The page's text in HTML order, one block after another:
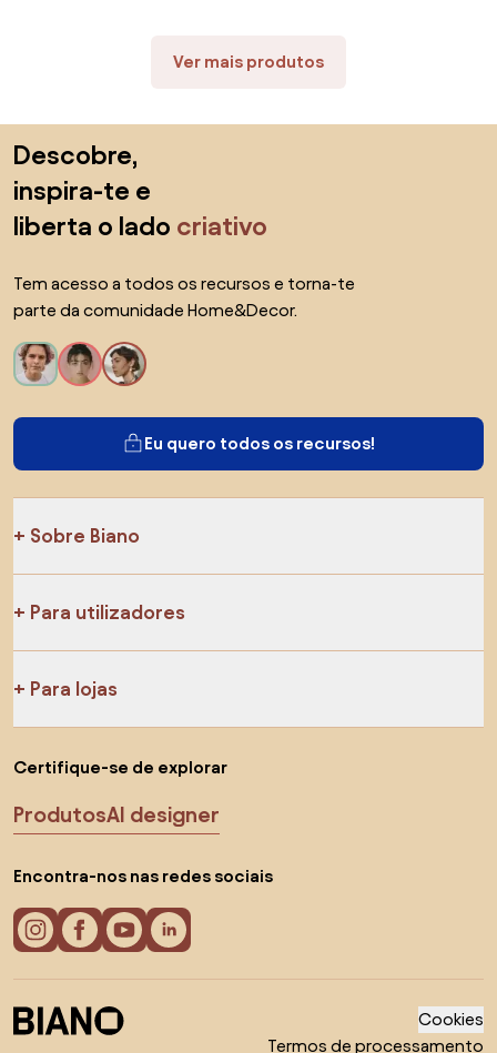
Ver mais produtos
Descobre,
inspira-te e
liberta o lado criativo
Tem acesso a todos os recursos e torna-te
parte da comunidade Home&Decor.
Eu quero todos os recursos!
Sobre Biano
Para utilizadores
Para lojas
Certifique-se de explorar
ProdutosAI designer
Encontra-nos nas redes sociais
Cookies
Termos de processamento